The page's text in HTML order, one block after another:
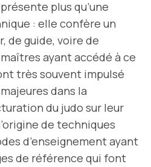
plus qu’une
: elle confère un
de guide, voire de
ayant accédé à ce
très souvent impulsé
dans la
du judo sur leur
de techniques
d’enseignement ayant
de référence qui font